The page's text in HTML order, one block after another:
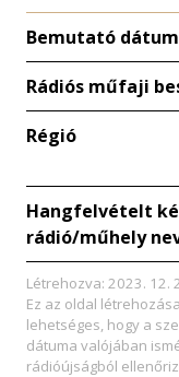
Bemutató
Rádiós műfaji
Régió
Hangfelvételt
rádió/műhely
Létrehozva: 2023. 12.
Ez az oldal
lehetséges, hogy a
dátuma valójában
rádióújságból